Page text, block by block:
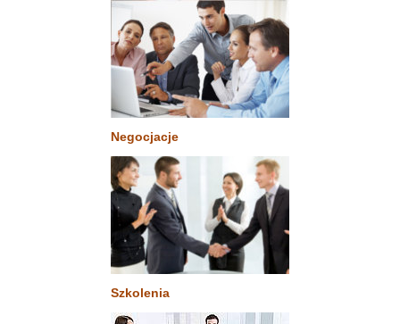
Negocjacje
Szkolenia